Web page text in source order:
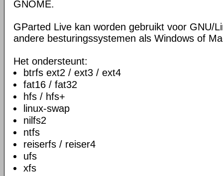
GNOME.
GParted Live kan worden gebruikt voor GNU/
andere besturingssystemen als Windows of
Het ondersteunt:
btrfs ext2 / ext3 / ext4
fat16 / fat32
hfs / hfs+
linux-swap
nilfs2
ntfs
reiserfs / reiser4
ufs
xfs